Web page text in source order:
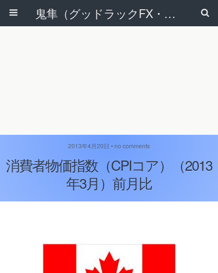
鬼隼（グッドラックFX・改）
2013年4月20日 • no comments
消費者物価指数（CPIコア）（2013
年3月）前月比